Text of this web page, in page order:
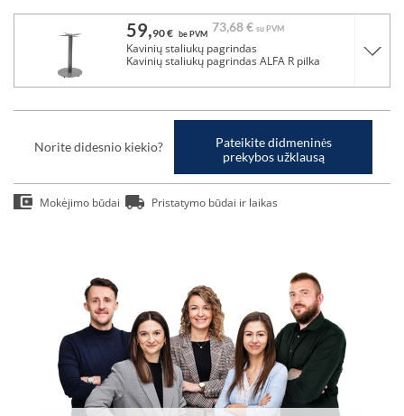
59,90 € be PVM 73,68 € su PVM
Kavinių staliukų pagrindas
Kavinių staliukų pagrindas ALFA R pilka
Norite didesnio kiekio?
Pateikite didmeninės
prekybos užklausą
Mokėjimo būdai Pristatymo būdai ir laikas